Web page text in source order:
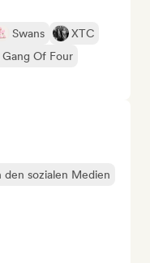
Swans
XTC
Gang Of Four
den sozialen Medien